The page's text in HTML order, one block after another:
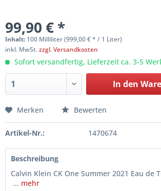
99,90 € *
Inhalt: 100 Milliliter (999,00 € * / 1 Liter)
inkl. MwSt.zzgl. Versandkosten
Sofort versandfertig, Lieferzeit ca. 3-5
In den
Merken Bewerten
Artikel-Nr.: 1470674
Beschreibung
Calvin Klein CK One Summer 2021 Eau de
... mehr